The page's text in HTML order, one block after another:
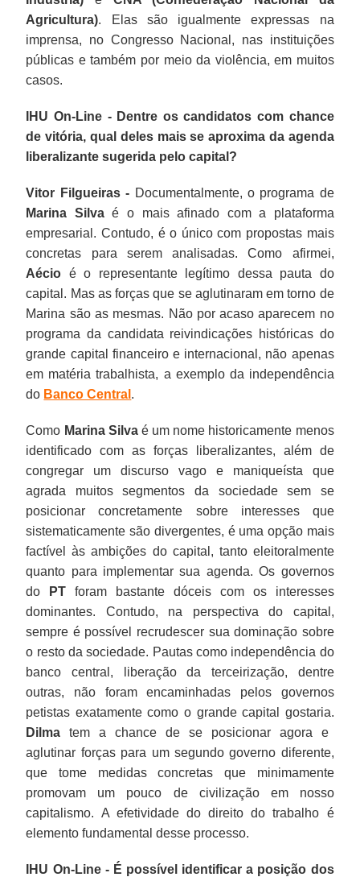
Agricultura). Elas são igualmente expressas na
imprensa, no Congresso Nacional, nas instituições
públicas e também por meio da violência, em muitos
casos.
IHU On-Line - Dentre os candidatos com chance
de vitória, qual deles mais se aproxima da agenda
liberalizante sugerida pelo capital?
Vitor Filgueiras - Documentalmente, o programa de
Marina Silvaé o mais afinado com a plataforma
empresarial. Contudo, é o único com propostas mais
concretas para serem analisadas. Como afirmei,
Aécio é o representante legítimo dessa pauta do
capital. Mas as forças que se aglutinaram em torno de
Marina são as mesmas. Não por acaso aparecem no
programa da candidata reivindicações históricas do
grande capital financeiro e internacional, não apenas
em matéria trabalhista, a exemplo da independência
do Banco Central .
Como Marina Silvaé um nome historicamente menos
identificado com as forças liberalizantes, além de
congregar um discurso vago e maniqueísta que
agrada muitos segmentos da sociedade sem se
posicionar concretamente sobre interesses que
sistematicamente são divergentes, é uma opção mais
factível às ambições do capital, tanto eleitoralmente
quanto para implementar sua agenda. Os governos
do
PT foram bastante dóceis com os interesses
dominantes. Contudo, na perspectiva do capital,
sempre é possível recrudescer sua dominação sobre
o resto da sociedade. Pautas como independência do
banco central, liberação da terceirização, dentre
outras, não foram encaminhadas pelos governos
petistas exatamente como o grande capital gostaria.
Dilma tem a chance de se posicionar agora e
aglutinar forças para um segundo governo diferente,
que tome medidas concretas que minimamente
promovam um pouco de civilização em nosso
capitalismo. A efetividade do direito do trabalho é
elemento fundamental desse processo.
IHU On-Line - É possível identificar a posição dos